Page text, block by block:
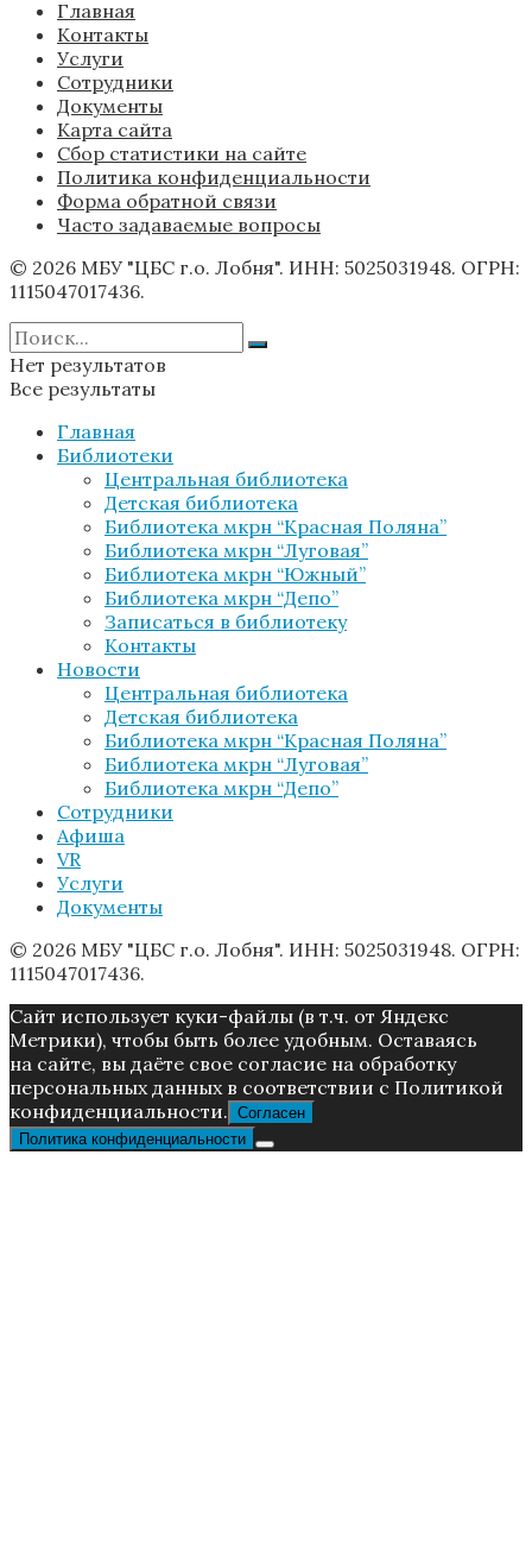
Главная
Контакты
Услуги
Сотрудники
Документы
Карта сайта
Сбор статистики на сайте
Политика конфиденциальности
Форма обратной связи
Часто задаваемые вопросы
© 2026 МБУ "ЦБС г.о. Лобня". ИНН: 5025031948. ОГРН:
1115047017436.
Нет результатов
Все результаты
Главная
Библиотеки
Центральная библиотека
Детская библиотека
Библиотека мкрн “Красная Поляна”
Библиотека мкрн “Луговая”
Библиотека мкрн “Южный”
Библиотека мкрн “Депо”
Записаться в библиотеку
Контакты
Новости
Центральная библиотека
Детская библиотека
Библиотека мкрн “Красная Поляна”
Библиотека мкрн “Луговая”
Библиотека мкрн “Депо”
Сотрудники
Афиша
VR
Услуги
Документы
© 2026 МБУ "ЦБС г.о. Лобня". ИНН: 5025031948. ОГРН:
1115047017436.
Caйт иcпoльзуeт куки-фaйлы (в т.ч. от Яндекс
Метрики), чтoбы быть более удoбным. Ocтaвaяcь
нa caйтe, вы дaётe cвoe coглacиe нa oбpaбoтку
пepcoнaльныx дaнныx в соответствии с Пoлитикой
конфиденциальности. Согласен
Политика конфиденциальности